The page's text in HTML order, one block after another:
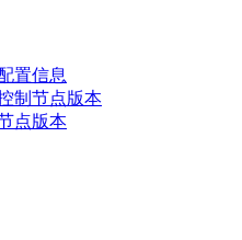
置信息
制节点版本
点版本